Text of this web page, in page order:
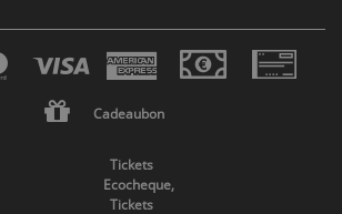
Cadeaubon
Tickets
Ecocheque,
Tickets